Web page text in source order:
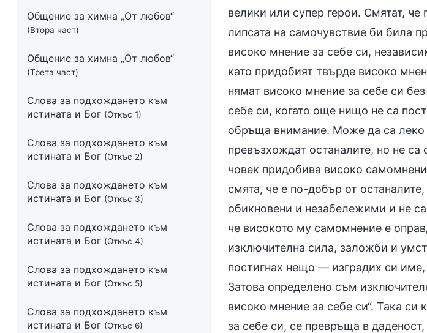
Общение за химна „От любов“
(Втора част)
Общение за химна „От любов“
(Трета част)
Слова за подхождането към
истината и Бог (Откъс 1)
Слова за подхождането към
истината и Бог (Откъс 2)
Слова за подхождането към
истината и Бог (Откъс 3)
Слова за подхождането към
истината и Бог (Откъс 4)
Слова за подхождането към
истината и Бог (Откъс 5)
Слова за подхождането към
истината и Бог (Откъс 6)
велики или супер герои. Смятат,
липсата на самочувствие би била
високо мнение за себе си,
като придобият твърде високо
нямат високо мнение за себе си
себе си, когато още нищо не са
обръща внимание. Може да са леко
превъзхождат останалите, но не
човек придобива високо
смята, че е по-добър от
обикновени и незабележими и не
че високото му самомнение е
изключителна сила, заложби и
постигнах нещо — изградих си име,
Затова определено съм
високо мнение за себе си“. Така
за себе си, се превръща в